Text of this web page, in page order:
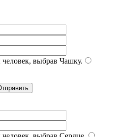
выбрав Чашку.